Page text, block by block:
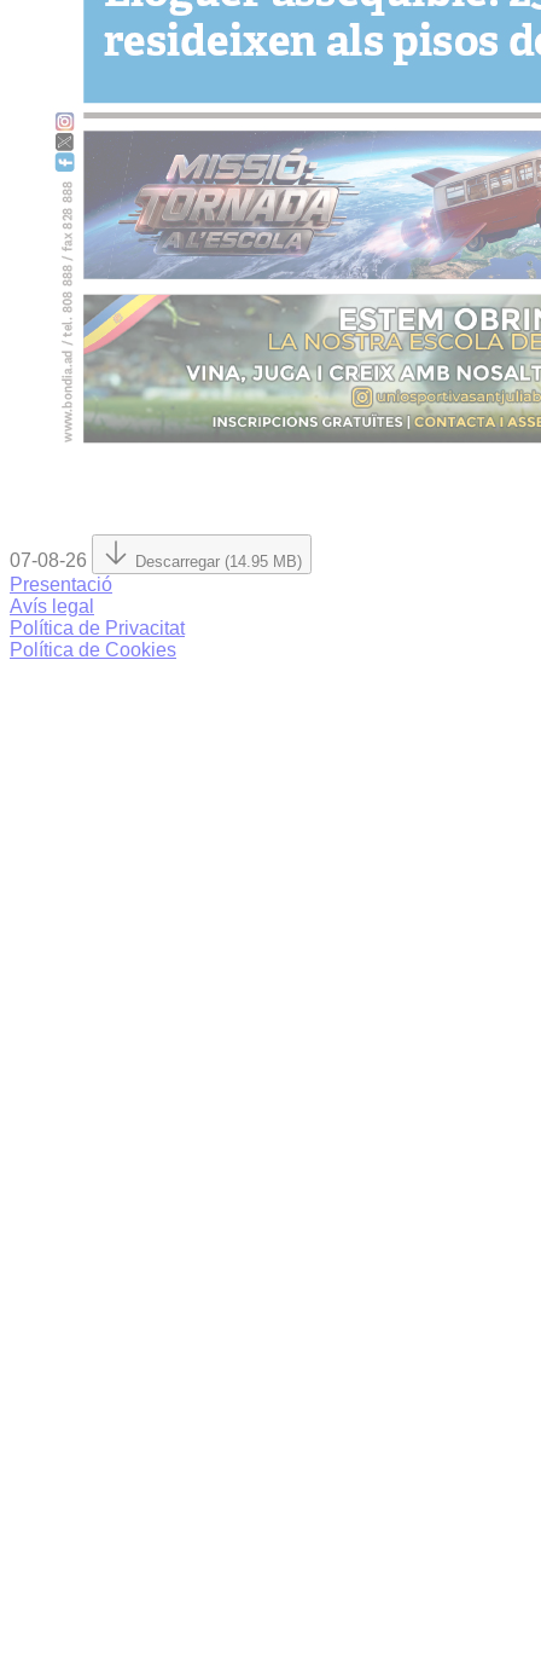
07-08-26 Descarregar (14.95 MB)
Presentació
Avís legal
Política de Privacitat
Política de Cookies